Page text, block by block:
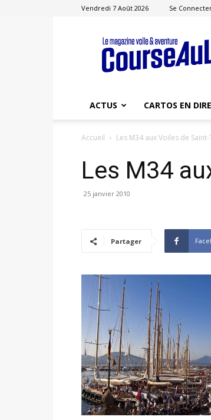
Vendredi 7 Août 2026 Se
Course
au
Large
ACTUS CARTOS EN
Accueil Les M34 aux Voiles de
Les M34
25 janvier 2010
Partager